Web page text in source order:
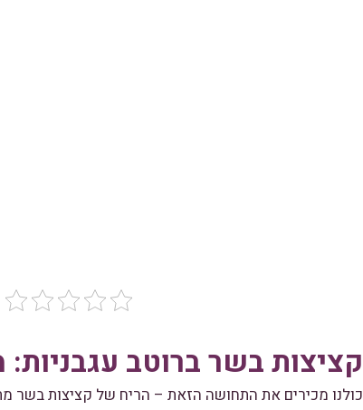
קציצות בשר ברוטב
כולנו מכירים את התחושה הזאת – הריח של קציצות בשר